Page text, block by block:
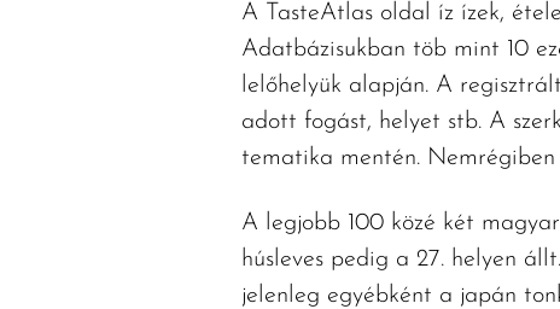
A TasteAtlas oldal íz ízek,
Adatbázisukban töb mint 10
lelőhelyük alapján. A
adott fogást, helyet stb. A
tematika mentén.
A legjobb 100 közé két
húsleves pedig a 27. helyen
jelenleg egyébként a japán